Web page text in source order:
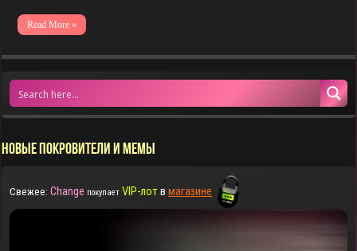
Read More »
НОВЫЕ ПОКРОВИТЕЛИ И МЕМЫ
Свежее: Change покупает VIP-лотвмагазине